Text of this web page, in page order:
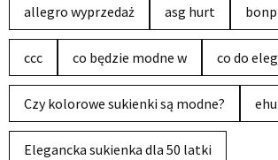
allegro wyprzedaż asg hurt
ccc co będzie modne w co do
Czy kolorowe sukienki są modne?
Elegancka sukienka dla 50 latki